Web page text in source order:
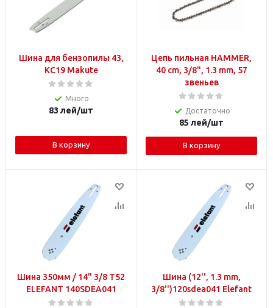
Шина для бензопилы 43,
KC19 Makute
Много
83 лей/шт
В корзину
Цепь пильная HAMMER,
40 cm, 3/8", 1.3 mm, 57
звеньев
Достаточно
85 лей/шт
В корзину
Шина 350мм / 14" 3/8 T52
ELEFANT 140SDEA041
Шина (12'', 1.3 mm,
3/8'')120sdea041 Elefant